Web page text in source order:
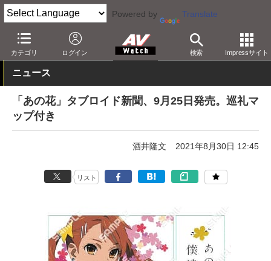
Powered by Translate
カテゴリ ログイン 検索 Impressサイト
AV Watch コンテンツ・サービス 放送 その他
ニュース
「あの花」タブロイド新聞、9月25日発売。巡礼マ
ップ付き
酒井隆文 2021年8月30日 12:45
リスト